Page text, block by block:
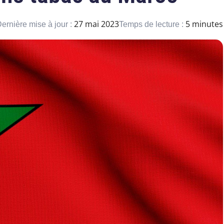
mise à jour : 27 mai 2023Temps de lecture : 5 minutes